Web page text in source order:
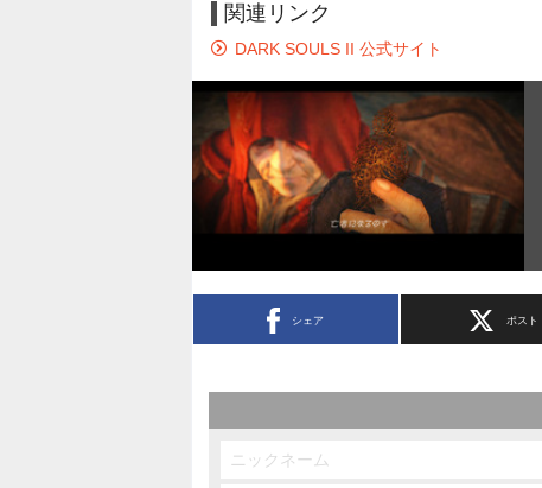
関連リンク
DARK SOULS II 公式サイト
シェア ポスト